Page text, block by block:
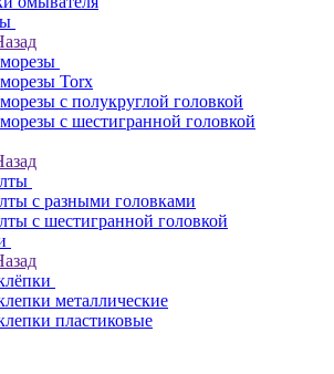
Torx
с полукруглой головкой
с шестигранной головкой
с разными головками
с шестигранной головкой
металлические
пластиковые